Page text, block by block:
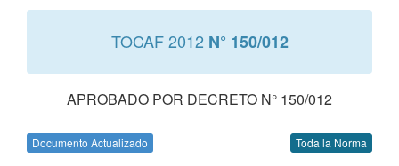
TOCAF 2012 N° 150/012
APROBADO POR DECRETO N° 150/012
Documento Actualizado Toda la Norma